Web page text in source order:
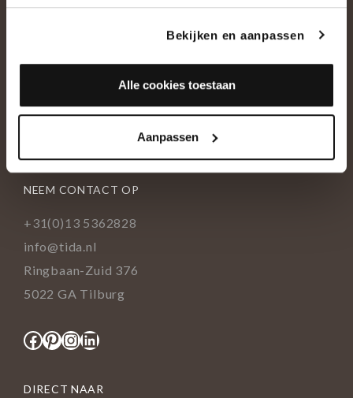
Bekijken en aanpassen
Alle cookies toestaan
Aanpassen
OVER ONS
Ons team
NEEM CONTACT OP
+31(0)13 5362828
info@tida.nl
Ringbaan-Zuid 376
5022 GA Tilburg
Facebook
Pinterest
Instagram
LinkedIn
DIRECT NAAR